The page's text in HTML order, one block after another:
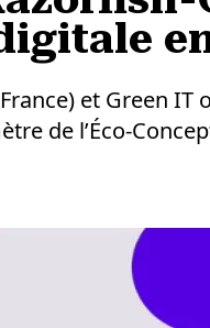
et Green
de l’Éco-